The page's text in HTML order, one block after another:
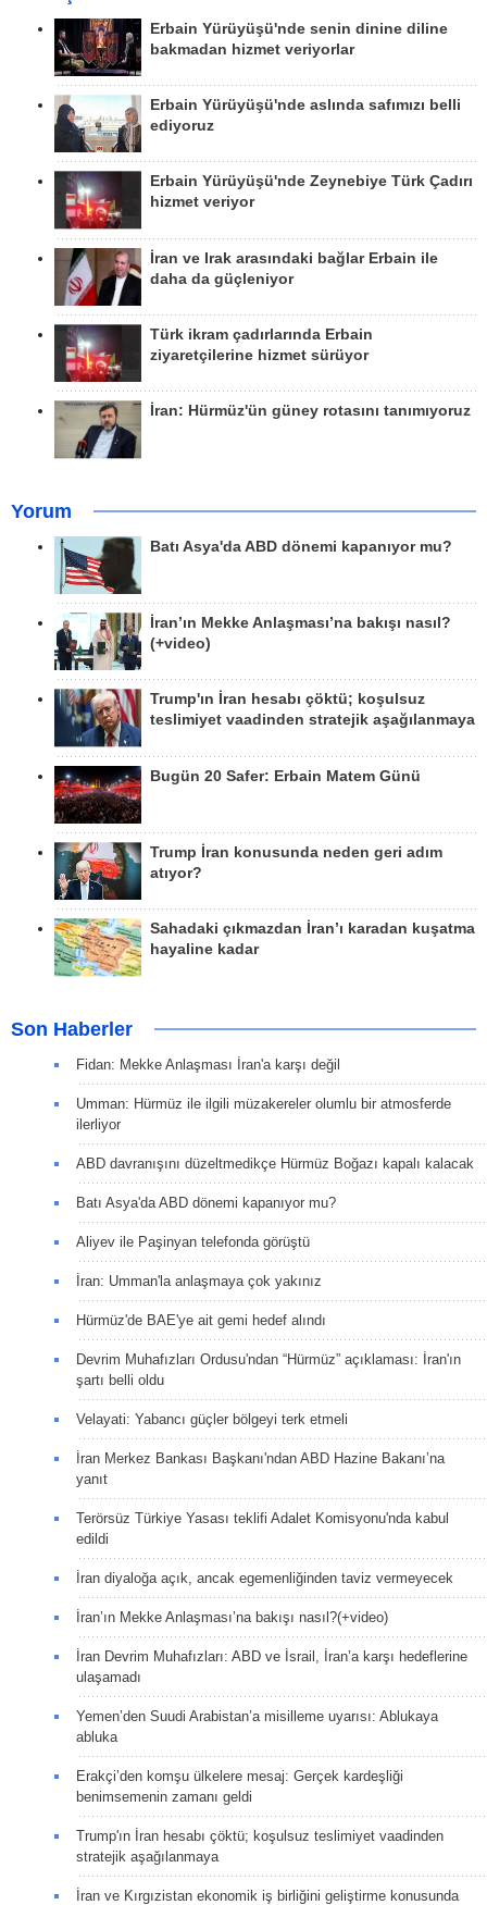
Erbain Yürüyüşü'nde senin dinine diline
bakmadan hizmet veriyorlar
Erbain Yürüyüşü'nde aslında safımızı belli
ediyoruz
Erbain Yürüyüşü'nde Zeynebiye Türk Çadırı
hizmet veriyor
İran ve Irak arasındaki bağlar Erbain ile
daha da güçleniyor
Türk ikram çadırlarında Erbain
ziyaretçilerine hizmet sürüyor
İran: Hürmüz'ün güney rotasını tanımıyoruz
Yorum
Batı Asya'da ABD dönemi kapanıyor mu?
İran’ın Mekke Anlaşması’na bakışı nasıl?
(+video)
Trump'ın İran hesabı çöktü; koşulsuz
teslimiyet vaadinden stratejik aşağılanmaya
Bugün 20 Safer: Erbain Matem Günü
Trump İran konusunda neden geri adım
atıyor?
Sahadaki çıkmazdan İran’ı karadan kuşatma
hayaline kadar
Son Haberler
Fidan: Mekke Anlaşması İran'a karşı değil
Umman: Hürmüz ile ilgili müzakereler olumlu bir atmosferde
ilerliyor
ABD davranışını düzeltmedikçe Hürmüz Boğazı kapalı kalacak
Batı Asya'da ABD dönemi kapanıyor mu?
Aliyev ile Paşinyan telefonda görüştü
İran: Umman'la anlaşmaya çok yakınız
Hürmüz'de BAE'ye ait gemi hedef alındı
Devrim Muhafızları Ordusu'ndan “Hürmüz” açıklaması: İran'ın
şartı belli oldu
Velayati: Yabancı güçler bölgeyi terk etmeli
İran Merkez Bankası Başkanı'ndan ABD Hazine Bakanı’na
yanıt
Terörsüz Türkiye Yasası teklifi Adalet Komisyonu'nda kabul
edildi
İran diyaloğa açık, ancak egemenliğinden taviz vermeyecek
İran’ın Mekke Anlaşması’na bakışı nasıl?(+video)
İran Devrim Muhafızları: ABD ve İsrail, İran’a karşı hedeflerine
ulaşamadı
Yemen’den Suudi Arabistan’a misilleme uyarısı: Ablukaya
abluka
Erakçi’den komşu ülkelere mesaj: Gerçek kardeşliği
benimsemenin zamanı geldi
Trump'ın İran hesabı çöktü; koşulsuz teslimiyet vaadinden
stratejik aşağılanmaya
İran ve Kırgızistan ekonomik iş birliğini geliştirme konusunda